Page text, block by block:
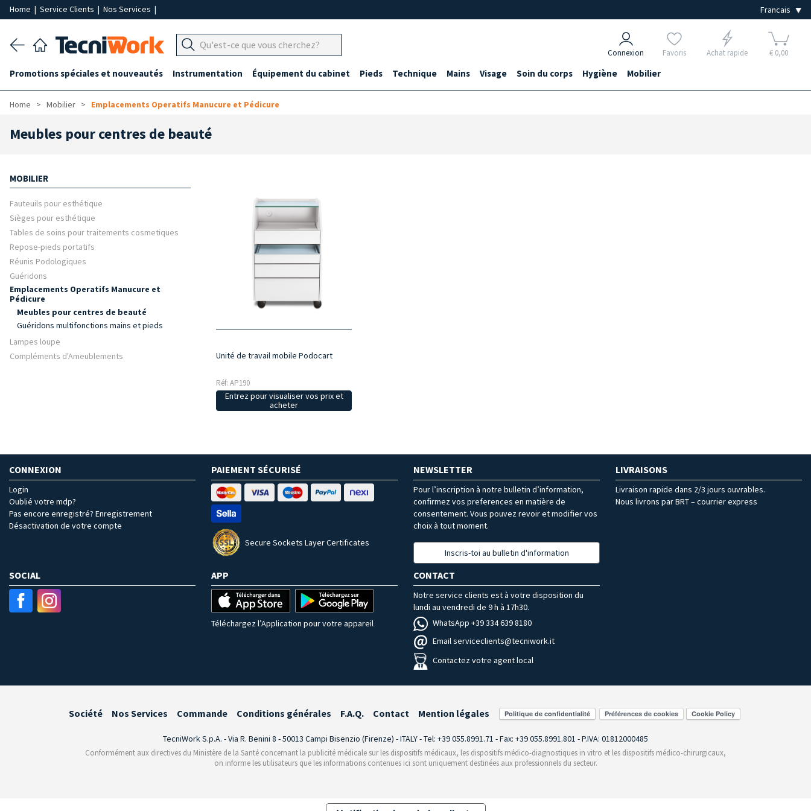
Home | Service Clients | Nos Services |
Connexion Favoris Achat rapide € 0,00
Promotions spéciales et nouveautés Instrumentation Équipement du cabinet Pieds Technique Mains Visage Soin du corps Hygiène Mobilier
Home Mobilier Emplacements Operatifs Manucure et Pédicure
Meubles pour centres de beauté
MOBILIER
Fauteuils pour esthétique
Sièges pour esthétique
Tables de soins pour traitements cosmetiques
Repose-pieds portatifs
Réunis Podologiques
Guéridons
Emplacements Operatifs Manucure et
Pédicure
Meubles pour centres de beauté
Guéridons multifonctions mains et pieds
Lampes loupe
Compléments d'Ameublements
Unité de travail mobile Podocart
Réf: AP190
Entrez pour visualiser vos prix et
acheter
CONNEXION
Login
Oublié votre mdp?
Pas encore enregistré? Enregistrement
Désactivation de votre compte
PAIEMENT SÉCURISÉ
Secure Sockets Layer Certificates
NEWSLETTER
Pour l’inscription à notre bulletin d’information,
confirmez vos preferences en matière de
consentement. Vous pouvez revoir et modifier vos
choix à tout moment.
Inscris-toi au bulletin d'information
LIVRAISONS
Livraison rapide dans 2/3 jours ouvrables.
Nous livrons par BRT – courrier express
SOCIAL APP
Téléchargez l’Application pour votre appareil
CONTACT
Notre service clients est à votre disposition du
lundi au vendredi de 9 h à 17h30.
WhatsApp +39 334 639 8180
Email serviceclients@tecniwork.it
Contactez votre agent local
Société Nos Services Commande Conditions générales F.A.Q. Contact Mention légales Préférences de cookies
TecniWork S.p.A. - Via R. Benini 8 - 50013 Campi Bisenzio (Firenze) - ITALY - Tel: +39 055.8991.71 - Fax: +39 055.8991.801 - P.IVA: 01812000485
Conformément aux directives du Ministère de la Santé concernant la publicité médicale sur les dispositifs médicaux, les dispositifs médico-diagnostiques in vitro et les dispositifs médico-chirurgicaux,
on informe les utilisateurs que les informations contenues ici sont uniquement destinées aux professionnels du secteur.